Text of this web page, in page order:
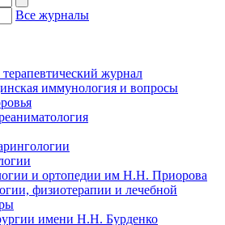
Все журналы
журнал
иммунология и вопросы
и ортопедии им Н.Н. Приорова
физиотерапии и лечебной
имени Н.Н. Бурденко